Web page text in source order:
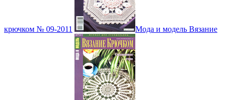
крючком № 09-2011 Мода и модель Вязание